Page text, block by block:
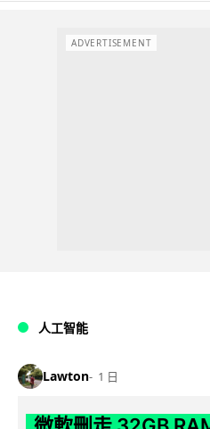
ADVERTISEMENT
人工智能
Lawton 1 日